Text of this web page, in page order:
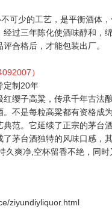
可少的工艺，是平衡酒体
过三年陈化使酒味醇和，
合格后，才能包装出厂。
）
定制20年
缨子高粱，传承千年古法
不是每粒高粱都有资格成
范。它延续了正宗的茅台
茅台酒独特的风味口感，
久爽净,空杯留香不绝，同
ziyundiyliquor.html